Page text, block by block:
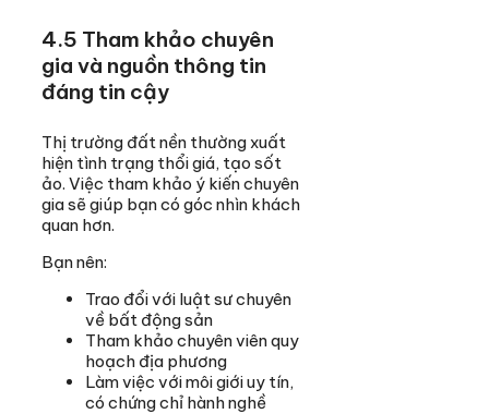
4.5 Tham khảo chuyên
gia và nguồn thông tin
đáng tin cậy
Thị trường đất nền thường xuất
hiện tình trạng thổi giá, tạo sốt
ảo. Việc tham khảo ý kiến chuyên
gia sẽ giúp bạn có góc nhìn khách
quan hơn.
Bạn nên:
Trao đổi với luật sư chuyên
về bất động sản
Tham khảo chuyên viên quy
hoạch địa phương
Làm việc với môi giới uy tín,
có chứng chỉ hành nghề